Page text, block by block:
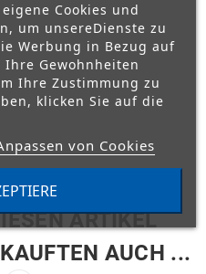
ARTIKEL
AUCH ...
Cookies und
um unsereDienste zu
Werbung in Bezug auf
Gewohnheiten
Ihre Zustimmung zu
klicken Sie auf die
von Cookies